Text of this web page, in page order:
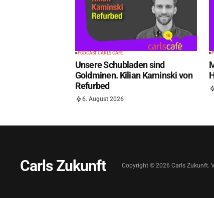
PODCAST CARLS CAFÉ
Unsere Schubladen sind
Goldminen. Kilian Kaminski von
Refurbed
6. August 2026
Carls Zukunft Copyright ©2026Carls Zukunft.